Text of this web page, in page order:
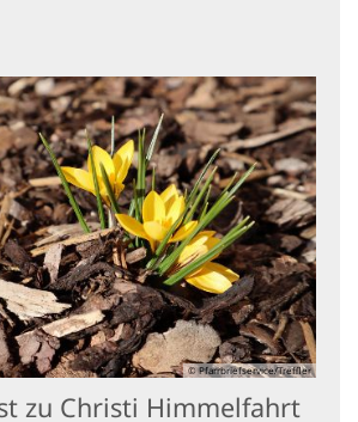
© Pfarrbriefservice/Treffler
zu Christi Himmelfahrt